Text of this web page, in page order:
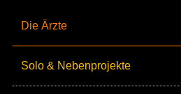
Die Ärzte
Solo & Nebenprojekte